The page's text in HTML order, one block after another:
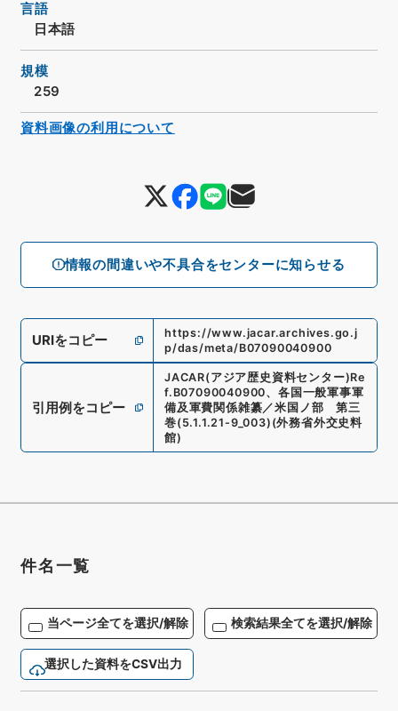
情報の間違いや不具合をセンターに知らせる
言語
日本語
規模
259
URIをコピー
https://www.jacar.archives.go.j
p/das/meta/B07090040900
引用例をコピー
JACAR(アジア歴史資料センター)Re
f. B07090040900、 各国一般軍事軍
備及軍費関係雑纂／米国ノ部 第三
巻(5.1.1.21-9_003) (外務省外交史料
館)
資料画像の利用について
件名一覧
当ページ全てを選択/解除 検索結果全てを選択/解除
選択した資料をCSV出力